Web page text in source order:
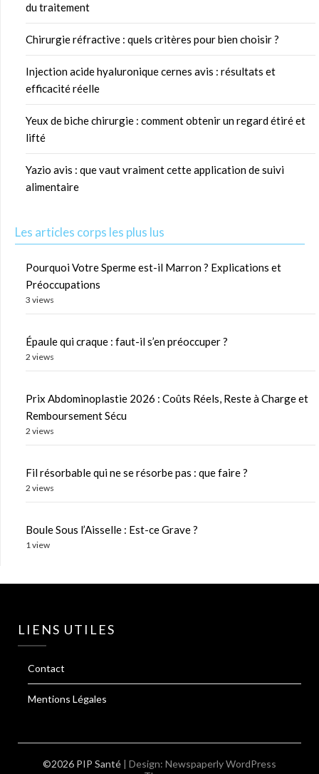
du traitement
Chirurgie réfractive : quels critères pour bien choisir ?
Injection acide hyaluronique cernes avis : résultats et
efficacité réelle
Yeux de biche chirurgie : comment obtenir un regard étiré et
lifté
Yazio avis : que vaut vraiment cette application de suivi
alimentaire
Les articles corps les plus lus
Pourquoi Votre Sperme est-il Marron ? Explications et
Préoccupations
3 views
Épaule qui craque : faut-il s’en préoccuper ?
2 views
Prix Abdominoplastie 2026 : Coûts Réels, Reste à Charge et
Remboursement Sécu
2 views
Fil résorbable qui ne se résorbe pas : que faire ?
2 views
Boule Sous l’Aisselle : Est-ce Grave ?
1 view
LIENS UTILES
Contact
Mentions Légales
©2026 PIP Santé | Design: Newspaperly WordPress